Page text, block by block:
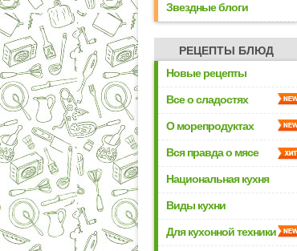
Звездные блоги
РЕЦЕПТЫ БЛЮД
Новые рецепты
Все о сладостях
О морепродуктах
Вся правда о мясе
Национальная кухня
Виды кухни
Для кухонной техники